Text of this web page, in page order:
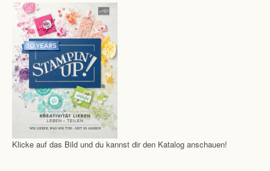
Klicke auf das Bild und du kannst dir den Katalog anschauen!